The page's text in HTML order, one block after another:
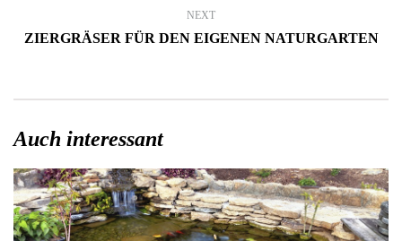
NEXT
ZIERGRÄSER FÜR DEN EIGENEN NATURGARTEN
Auch interessant